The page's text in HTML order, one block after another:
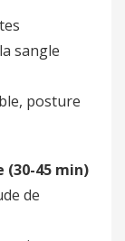
sangle
posture
(30-45 min)
de